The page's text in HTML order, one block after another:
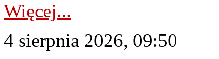
Więcej...
4 sierpnia 2026, 09:50